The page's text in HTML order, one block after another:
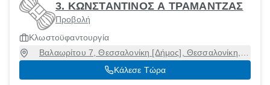
3. ΚΩΝΣΤΑΝΤΙΝΟΣ Α ΤΡΑΜΑΝΤΖΑΣ
Προβολή
Κλωστοϋφαντουργία
Βαλαωρίτου 7, Θεσσαλονίκη [Δήμος], Θεσσαλονίκη,
54626
Κάλεσε Τώρα